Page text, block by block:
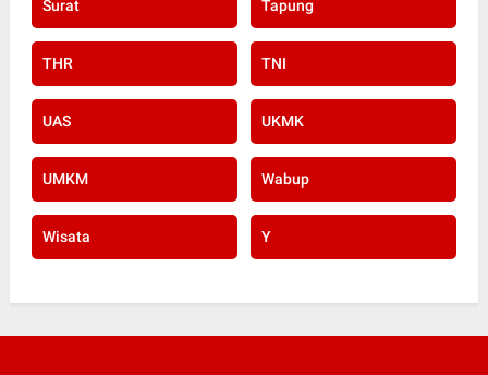
Surat Tapung
THR TNI
UAS UKMK
UMKM Wabup
Wisata Y